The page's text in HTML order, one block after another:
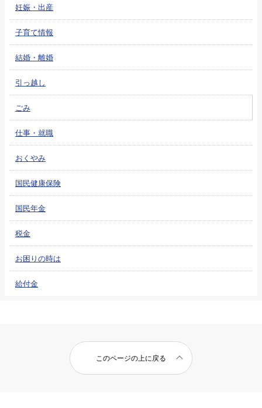
妊娠・出産
子育て情報
結婚・離婚
引っ越し
ごみ
仕事・就職
おくやみ
国民健康保険
国民年金
税金
お困りの時は
給付金
このページの上に戻る